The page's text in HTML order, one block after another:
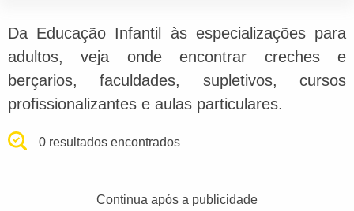
Da Educação Infantil às especializações para
adultos, veja onde encontrar creches e
berçarios, faculdades, supletivos, cursos
profissionalizantes e aulas particulares.
0 resultados encontrados
Continua após a publicidade